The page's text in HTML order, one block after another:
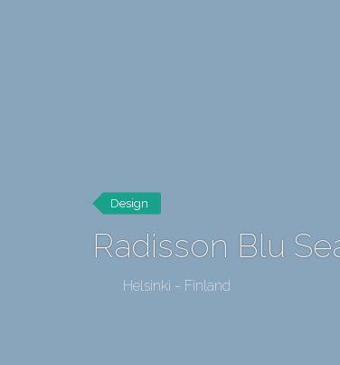
Design
Radisson Blu
Helsinki - Finland